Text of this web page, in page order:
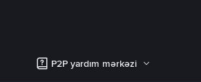
P2P yardım mərkəzi